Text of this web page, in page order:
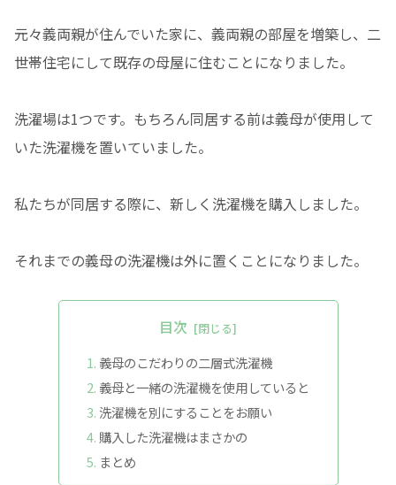
元々義両親が住んでいた家に、義両親の部屋を増築し、二
世帯住宅にして既存の母屋に住むことになりました。
洗濯場は1つです。もちろん同居する前は義母が使用して
いた洗濯機を置いていました。
私たちが同居する際に、新しく洗濯機を購入しました。
それまでの義母の洗濯機は外に置くことになりました。
目次
義母のこだわりの二層式洗濯機
義母と一緒の洗濯機を使用していると
洗濯機を別にすることをお願い
購入した洗濯機はまさかの
まとめ